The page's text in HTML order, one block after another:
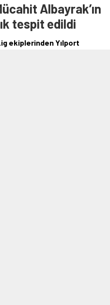
Albayrak’ın
tespit edildi
ekiplerinden Yılport